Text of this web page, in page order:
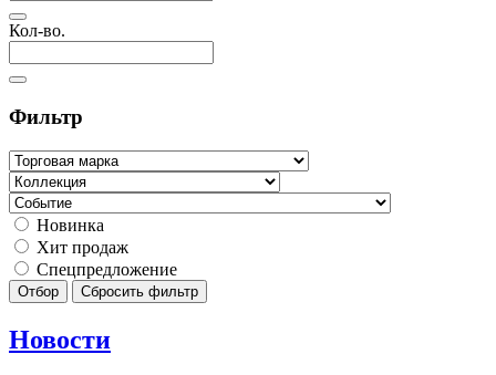
Кол-во.
Фильтр
Новинка
Хит продаж
Спецпредложение
Отбор Сбросить фильтр
Новости